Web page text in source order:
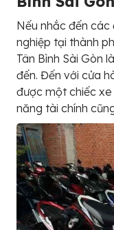
Nếu nhắc đến
nghiệp tại thành
Tân Bình Sài Gòn
đến. Đến với cửa
được một chiếc xe
năng tài chính